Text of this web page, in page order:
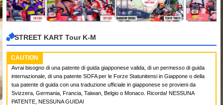
STREET KART Tour K-M
CAUTION
Avrai bisogno di una patente di guida giapponese valida, di un permesso di guida
internazionale, di una patente SOFA per le Forze Statunitensi in Giappone o della
tua patente di guida con una traduzione ufficiale in giapponese se provieni da
Svizzera, Germania, Francia, Taiwan, Belgio o Monaco. Ricorda! NESSUNA
PATENTE, NESSUNA GUIDA!